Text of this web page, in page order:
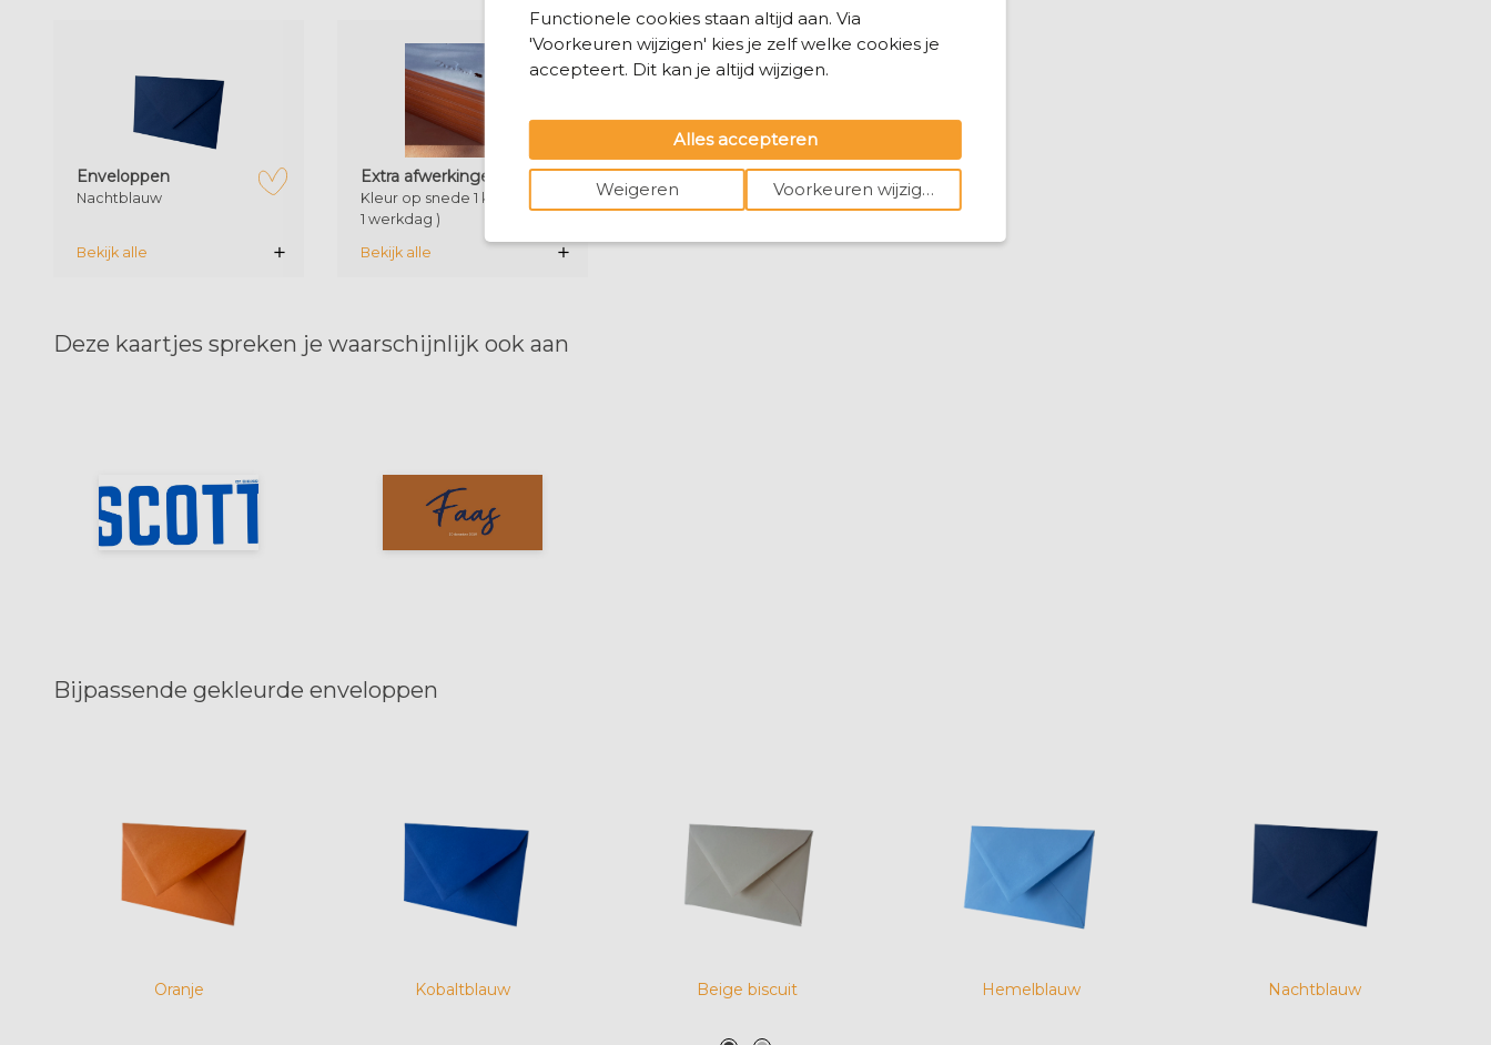
zet op verlanglijstje
Enveloppen
Nachtblauw
Bekijk alle
zet op verlanglijstje
Extra afwerkingen
Kleur op snede 1 kleur ( +
1 werkdag )
Bekijk alle
Deze kaartjes spreken je waarschijnlijk ook aan
Bijpassende gekleurde enveloppen
Oranje Kobaltblauw Beige biscuit Hemelblauw Nachtblauw
Functionele cookies staan altijd aan. Via
'Voorkeuren wijzigen' kies je zelf welke cookies je
accepteert. Dit kan je altijd wijzigen.
Alles accepteren
Weigeren Voorkeuren wijzigen